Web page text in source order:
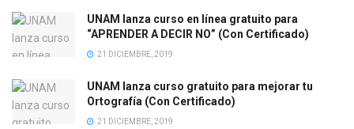
UNAM lanza curso en línea gratuito para
“APRENDER A DECIR NO” (Con Certificado)
21 DICIEMBRE, 2019
UNAM lanza curso gratuito para mejorar tu
Ortografía (Con Certificado)
21 DICIEMBRE, 2019